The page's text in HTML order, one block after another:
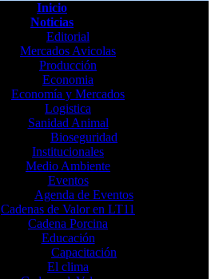
Inicio
Noticias
Editorial
Mercados Avicolas
Producción
Economia
Economía y Mercados
Logistica
Sanidad Animal
Bioseguridad
Institucionales
Medio Ambiente
Eventos
Agenda de Eventos
Cadenas de Valor en LT11
Cadena Porcina
Educación
Capacitación
El clima